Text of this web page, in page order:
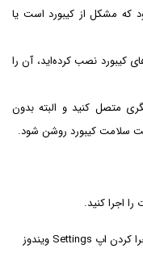
که مشکل از کیبورد است یا
کیبورد نصب کرده‌اید، آن را
متصل کنید و البته بدون
سلامت کیبورد روشن شود.
اجرا کنید.
برای اجرا کردن اپ Settings ویندوز